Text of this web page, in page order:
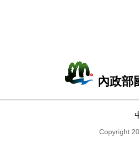
內政
Copyright